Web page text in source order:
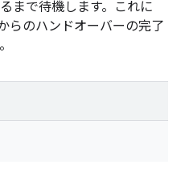
まで待機します。これに
らのハンドオーバーの完了